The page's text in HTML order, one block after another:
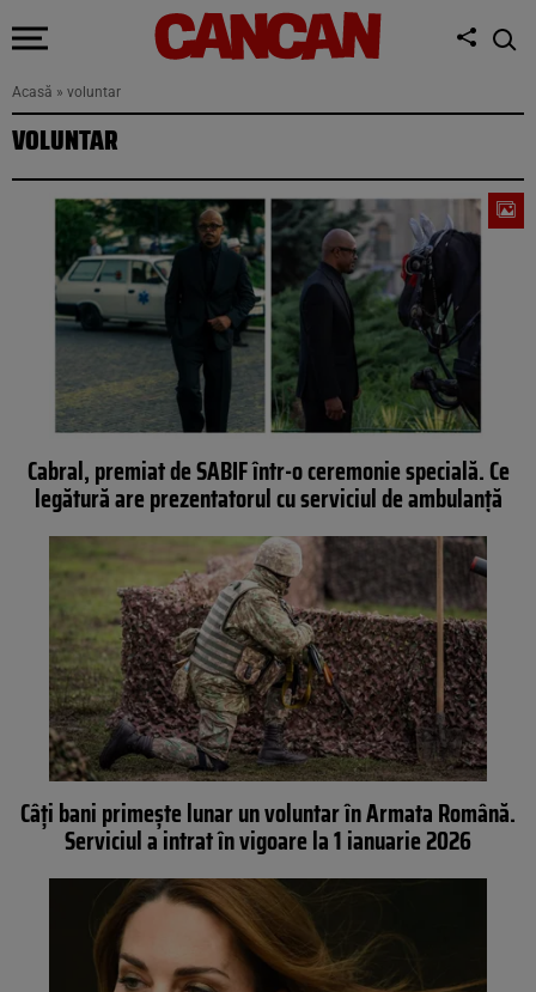
Acasă » voluntar
VOLUNTAR
Cabral, premiat de SABIF într-o ceremonie specială. Ce
legătură are prezentatorul cu serviciul de ambulanță
Câți bani primește lunar un voluntar în Armata Română.
Serviciul a intrat în vigoare la 1 ianuarie 2026